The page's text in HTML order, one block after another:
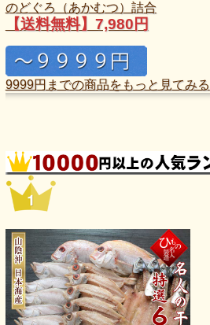
のどぐろ（あかむつ）詰合
【送料無料】7,980円
9999円までの商品をもっと見てみる